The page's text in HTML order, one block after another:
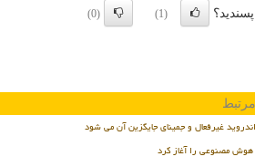
(1)
(0)
غیرفعال و جمینای جایگزین آن می شود
مصنوعی را آغاز کرد